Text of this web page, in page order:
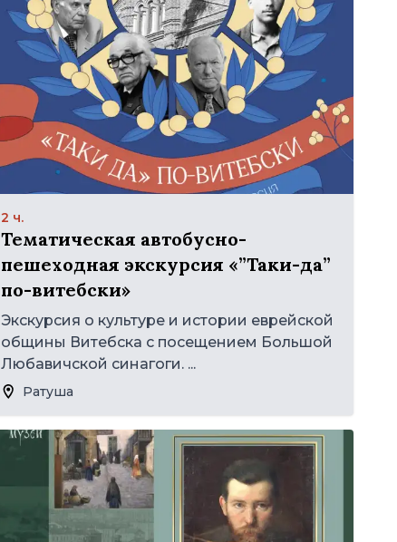
2 ч.
Тематическая автобусно-
пешеходная экскурсия «”Таки-да”
по-витебски»
Экскурсия о культуре и истории еврейской
общины Витебска с посещением Большой
Любавичской синагоги. ...
Ратуша